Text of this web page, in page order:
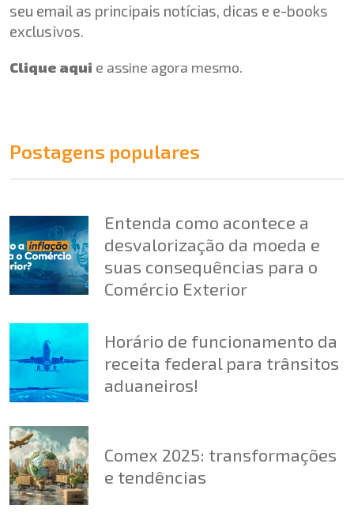
seu email as principais notícias, dicas e e-books
exclusivos.
Clique aqui e assine agora mesmo.
Postagens populares
Entenda como acontece a
desvalorização da moeda e
suas consequências para o
Comércio Exterior
Horário de funcionamento da
receita federal para trânsitos
aduaneiros!
Comex 2025: transformações
e tendências